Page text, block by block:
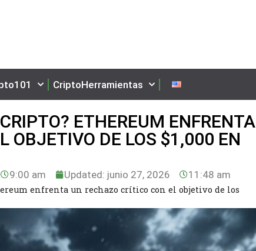
CriptoHerramientas
ETHEREUM ENFRENTA
OBJETIVO DE LOS $1,000 EN
9:00 am Updated: junio 27, 2026 11:48 am
enfrenta un rechazo crítico con el objetivo de los